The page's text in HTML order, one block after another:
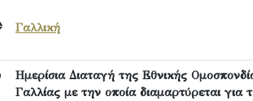
Γαλλική
Ημερίσια Διαταγή της Εθνικής
Γαλλίας με την οποία διαμαρτύρεται για